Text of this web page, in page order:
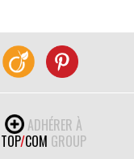
ADHÉRER À
TOP/COM GROUP